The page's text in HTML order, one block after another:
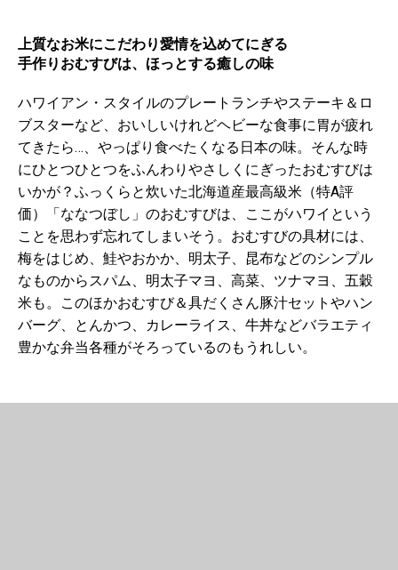
上質なお米にこだわり愛情を込めてにぎる
手作りおむすびは、ほっとする癒しの味
ハワイアン・スタイルのプレートランチやステーキ＆ロ
ブスターなど、おいしいけれどヘビーな食事に胃が疲れ
てきたら…、やっぱり食べたくなる日本の味。そんな時
にひとつひとつをふんわりやさしくにぎったおむすびは
いかが？ふっくらと炊いた北海道産最高級米（特A評
価）「ななつぼし」のおむすびは、ここがハワイという
ことを思わず忘れてしまいそう。おむすびの具材には、
梅をはじめ、鮭やおかか、明太子、昆布などのシンプル
なものからスパム、明太子マヨ、高菜、ツナマヨ、五穀
米も。このほかおむすび＆具だくさん豚汁セットやハン
バーグ、とんかつ、カレーライス、牛丼などバラエティ
豊かな弁当各種がそろっているのもうれしい。